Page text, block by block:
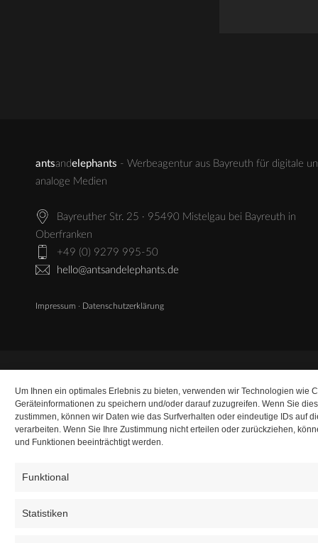
Um Ihnen ein optimales Erlebnis zu bieten, verwenden wir Technologien wie
Geräteinformationen zu speichern und/oder darauf zuzugreifen. Wenn Sie
zustimmen, können wir Daten wie das Surfverhalten oder eindeutige IDs auf
verarbeiten. Wenn Sie Ihre Zustimmung nicht erteilen oder zurückziehen,
und Funktionen beeinträchtigt werden.
Funktional
Statistiken
antsandelephants - Werbeagentur aus Bayreuth für digitale
analoge Medien
Bayreuther Str. 25 · 95490 Mistelgau bei Bayreuth in
Oberfranken
+49 (0) 9279 995-50
hello@antsandelephants.de
Impressum · Datenschutzerklärung